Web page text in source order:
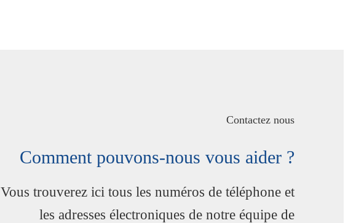
Contactez nous
Comment pouvons-nous vous aider ?
Vous trouverez ici tous les numéros de téléphone et
les adresses électroniques de notre équipe de